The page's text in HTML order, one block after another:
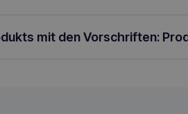
mit den Vorschriften: